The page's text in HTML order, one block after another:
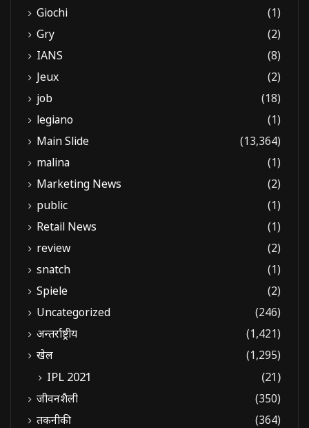
Giochi
(1)
Gry
(2)
IANS
(8)
Jeux
(2)
job
(18)
legiano
(1)
Main Slide
(13,364)
malina
(1)
Marketing News
(2)
public
(1)
Retail News
(1)
review
(2)
snatch
(1)
Spiele
(2)
Uncategorized
(246)
अन्तर्राष्ट्रीय
(1,421)
खेल
(1,295)
IPL 2021 (21)
जीवनशैली
(350)
तकनीकी
(364)